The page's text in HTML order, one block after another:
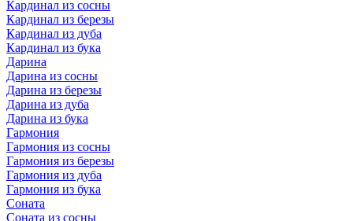
Кардинал из сосны
Кардинал из березы
Кардинал из дуба
Кардинал из бука
Дарина
Дарина из сосны
Дарина из березы
Дарина из дуба
Дарина из бука
Гармония
Гармония из сосны
Гармония из березы
Гармония из дуба
Гармония из бука
Соната
Соната из сосны